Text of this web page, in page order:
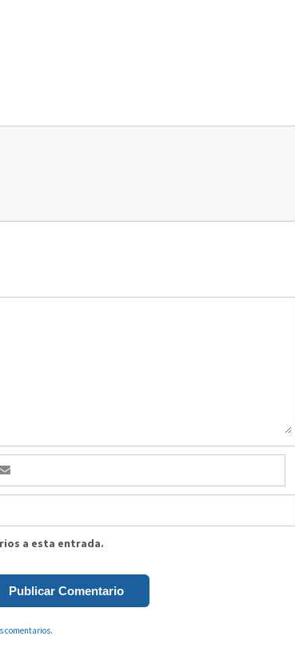
a esta entrada.
comentarios.